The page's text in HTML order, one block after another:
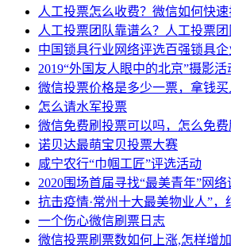
人工投票怎么收费？微信如何快
人工投票团队靠谱么？人工投票团
中国锁具行业网络评选百强锁具企
2019“外国友人眼中的北京”摄影
微信投票价格是多少一票，拿钱
怎么请水军投票
微信免费刷投票可以吗，怎么免
诺贝达最萌宝贝投票大赛
咸宁农行“巾帼工匠”评选活动
2020围场首届寻找“最美青年”网络
抗击疫情·常州十大最美物业人”，
一个伤心微信刷票日志
微信投票刷票数如何上涨,怎样增